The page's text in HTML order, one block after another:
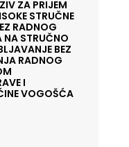
ZA PRIJEM
STRUČNE
RADNOG
NA STRUČNO
BEZ
RADNOG
I
VOGOŠĆA